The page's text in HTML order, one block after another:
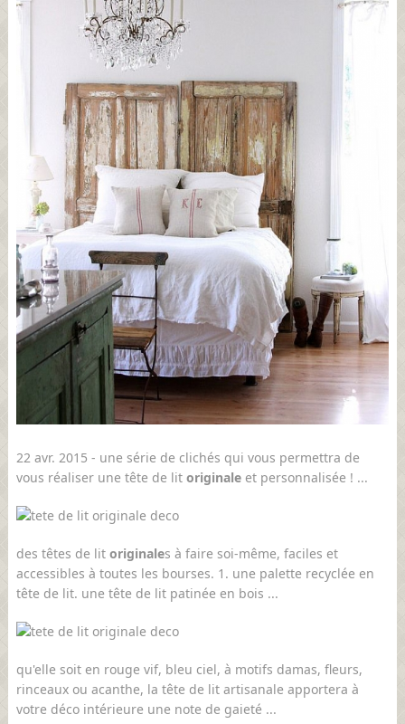
22 avr. 2015 - une série de clichés qui vous permettra de
vous réaliser une tête de lit originaleet personnalisée ! ...
des têtes de lit originales à faire soi-même, faciles et
accessibles à toutes les bourses. 1. une palette recyclée en
tête de lit. une tête de lit patinée en bois ...
qu'elle soit en rouge vif, bleu ciel, à motifs damas, fleurs,
rinceaux ou acanthe, la tête de lit artisanale apportera à
votre déco intérieure une note de gaieté ...